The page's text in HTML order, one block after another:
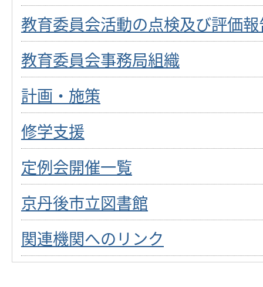
教育委員会活動の点検及び評価
教育委員会事務局組織
計画・施策
修学支援
定例会開催一覧
京丹後市立図書館
関連機関へのリンク